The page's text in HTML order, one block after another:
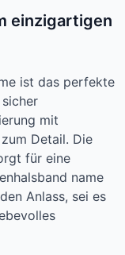
einzigartigen
ist das perfekte
mit
Detail. Die
für eine
name
Anlass, sei es